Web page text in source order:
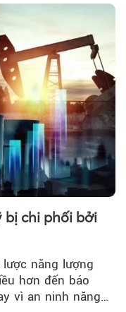
bị chi phối bởi
năng lượng
hơn đến báo
vì an ninh năng